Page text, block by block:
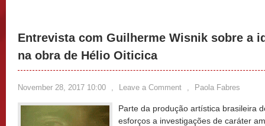
Entrevista com Guilherme Wisnik sobre a
na obra de Hélio Oiticica
November 28, 2017 10:00 , Leave a Comment , Paola Fabres
Parte da produção artística brasileira
esforços a investigações de caráter